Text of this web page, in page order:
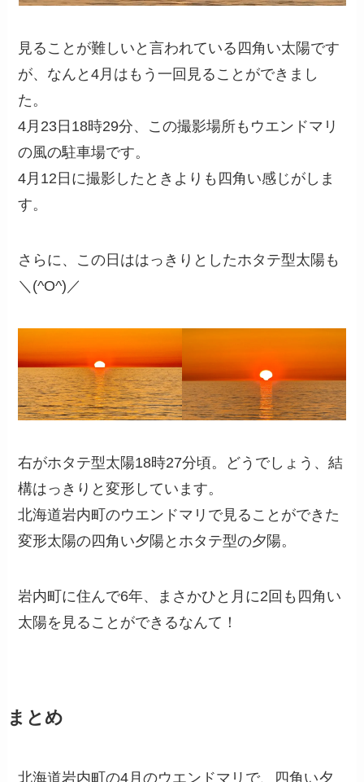
見ることが難しいと言われている四角い太陽です
が、なんと4月はもう一回見ることができまし
た。
4月23日18時29分、この撮影場所もウエンドマリ
の風の駐車場です。
4月12日に撮影したときよりも四角い感じがしま
す。
さらに、この日ははっきりとしたホタテ型太陽も
＼(^O^)／
右がホタテ型太陽18時27分頃。どうでしょう、結
構はっきりと変形しています。
北海道岩内町のウエンドマリで見ることができた
変形太陽の四角い夕陽とホタテ型の夕陽。
岩内町に住んで6年、まさかひと月に2回も四角い
太陽を見ることができるなんて！
まとめ
北海道岩内町の4月のウエンドマリで、四角い夕